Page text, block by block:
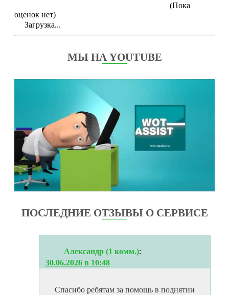
(Пока
оценок нет)
Загрузка...
МЫ НА YOUTUBE
ПОСЛЕДНИЕ ОТЗЫВЫ О СЕРВИСЕ
Александр (1 комм.):
30.06.2026 в 10:48
Спасибо ребятам за помощь в поднятии